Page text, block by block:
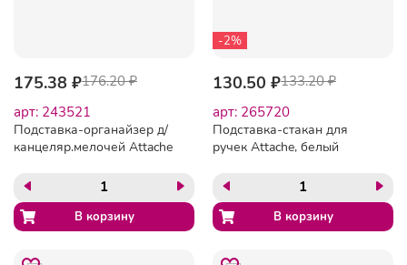
175.38 ₽176.20 ₽
арт: 243521
Подставка-органайзер д/
канцеляр.мелочей Attache
ОР51АЕ
-2%
130.50 ₽133.20 ₽
арт: 265720
Подставка-стакан для
ручек Attache, белый